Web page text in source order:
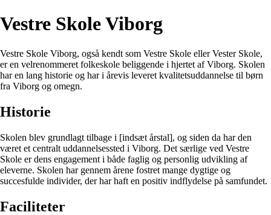
Vestre Skole Viborg
Vestre Skole Viborg, også kendt som Vestre Skole eller Vester Skole,
er en velrenommeret folkeskole beliggende i hjertet af Viborg. Skolen
har en lang historie og har i årevis leveret kvalitetsuddannelse til børn
fra Viborg og omegn.
Historie
Skolen blev grundlagt tilbage i [indsæt årstal], og siden da har den
været et centralt uddannelsessted i Viborg. Det særlige ved Vestre
Skole er dens engagement i både faglig og personlig udvikling af
eleverne. Skolen har gennem årene fostret mange dygtige og
succesfulde individer, der har haft en positiv indflydelse på samfundet.
Faciliteter